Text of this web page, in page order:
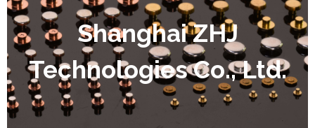
Shanghai ZHJ
Technologies Co., Ltd.